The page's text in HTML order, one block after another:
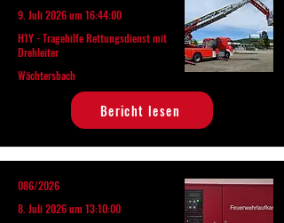
9. Juli 2026 um 16:44:00
H1Y - Tragehilfe Rettungsdienst mit
Drehleiter
Wächtersbach
Bericht lesen
086/2026
8. Juli 2026 um 13:10:00